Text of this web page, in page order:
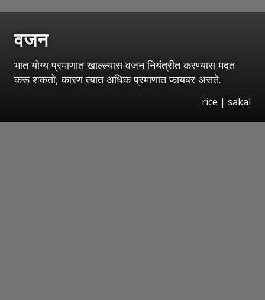
वजन
भात योग्य प्रमाणात खाल्ल्यास वजन नियंत्रीत करण्यास मदत
करू शकतो, कारण त्यात अधिक प्रमाणात फायबर असते.
rice | sakal